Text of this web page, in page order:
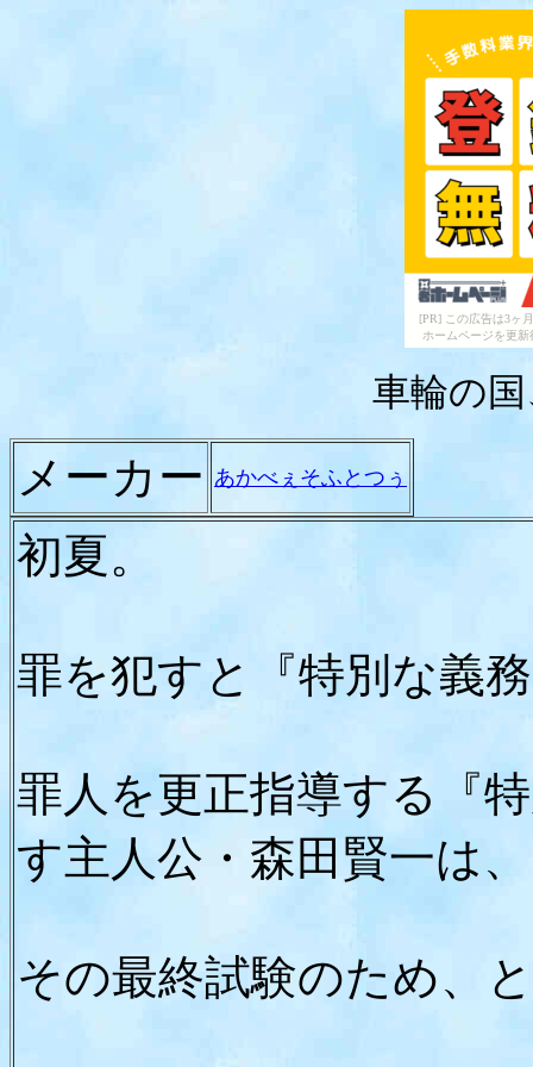
[PR] この広告は3ヶ
ホームページを更
車輪の
メーカー あかべぇそふとつぅ
初夏。
罪を犯すと『特別な義
罪人を更正指導する『
す主人公・森田賢一は、
その最終試験のため、